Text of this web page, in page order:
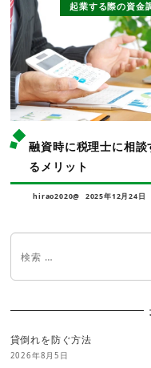
起業する際の資金
融資時に税理士に相談
るメリット
hirao2020@ 2025年12月24日
貸倒れを防ぐ方法
2026年8月5日